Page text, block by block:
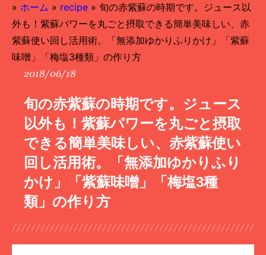
» ホーム » recipe » 旬の赤紫蘇の時期です。ジュース以
外も！紫蘇パワーを丸ごと摂取できる簡単美味しい、赤
紫蘇使い回し活用術。「無添加ゆかりふりかけ」「紫蘇
味噌」「梅塩3種類」の作り方
2018/06/18
旬の赤紫蘇の時期です。ジュース
以外も！紫蘇パワーを丸ごと摂取
できる簡単美味しい、赤紫蘇使い
回し活用術。「無添加ゆかりふり
かけ」「紫蘇味噌」「梅塩3種
類」の作り方